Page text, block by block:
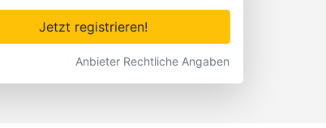
Jetzt registrieren!
Anbieter Rechtliche Angaben